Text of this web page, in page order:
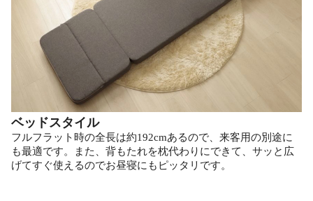
ベッドスタイル
フルフラット時の全長は約192cmあるので、来客用の別途に
も最適です。また、背もたれを枕代わりにできて、サッと広
げてすぐ使えるのでお昼寝にもピッタリです。